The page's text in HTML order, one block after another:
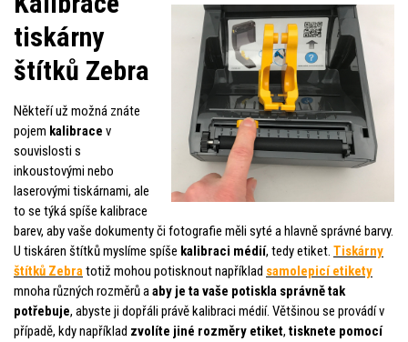
tiskárny
štítků Zebra
Někteří už možná znáte
pojem kalibrace v
souvislosti s
inkoustovými nebo
laserovými tiskárnami, ale
to se týká spíše kalibrace
barev, aby vaše dokumenty či fotografie měli syté a hlavně správné barvy.
U tiskáren štítků myslíme spíše kalibraci médií, tedy etiket. Tiskárny
štítků Zebratotiž mohou potisknout například samolepicí etikety
mnoha různých rozměrů aaby je ta vaše potiskla správně tak
potřebuje, abyste ji dopřáli právě kalibraci médií. Většinou se provádí v
případě, kdy například zvolíte jiné rozměry etiket, tisknete pomocí